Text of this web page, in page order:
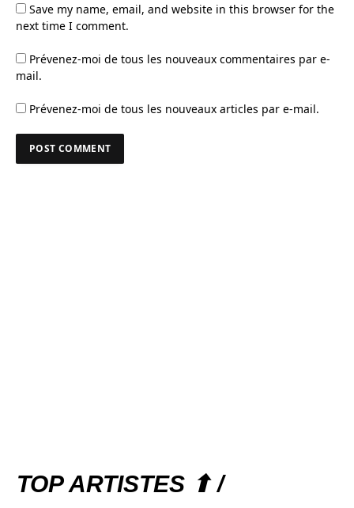
Save my name, email, and website in this browser for the
next time I comment.
Prévenez-moi de tous les nouveaux commentaires par e-
mail.
Prévenez-moi de tous les nouveaux articles par e-mail.
TOP ARTISTES ⬆ /